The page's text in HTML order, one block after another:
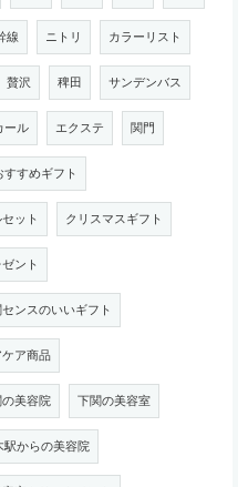
線 ニトリ カラーリスト
贅沢 稗田 サンデンバス
ール エクステ 関門
すすめギフト
セット クリスマスギフト
ント
ンスのいいギフト
ア商品
美容院 下関の美容室
駅からの美容院